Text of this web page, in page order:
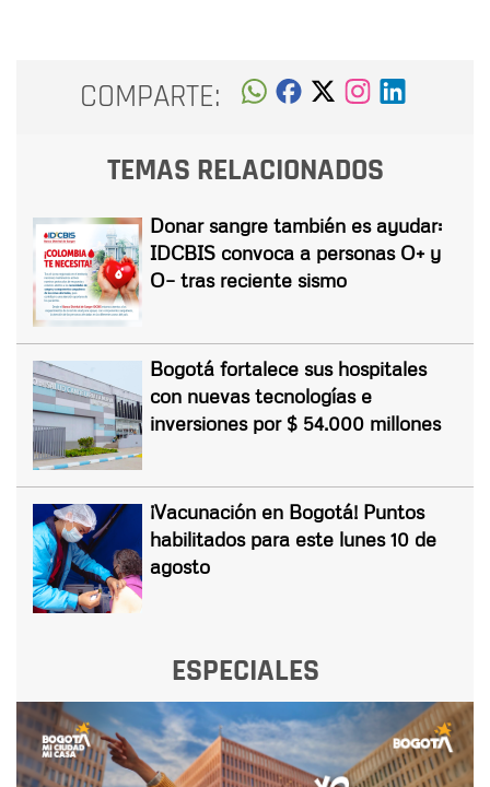
COMPARTE:
TEMAS RELACIONADOS
Donar sangre también es ayudar:
IDCBIS convoca a personas O+ y
O− tras reciente sismo
Bogotá fortalece sus hospitales
con nuevas tecnologías e
inversiones por $ 54.000 millones
¡Vacunación en Bogotá! Puntos
habilitados para este lunes 10 de
agosto
ESPECIALES